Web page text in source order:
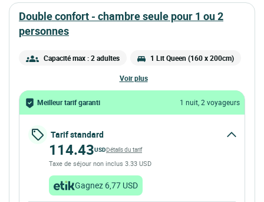
double confort - chambre seule pour 1 ou 2
personnes
Capacité max : 2 adultes 1 Lit Queen (160 x 200cm)
voir plus
Meilleur tarif garanti 1 nuit, 2 voyageurs
Tarif standard
114.43USDDétails du tarif
Taxe de séjour non inclus 3.33 USD
Gagnez 6,77 USD